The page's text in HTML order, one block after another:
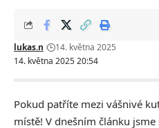
14. května 2025 20:54
lukas.n 14. května 2025
Pokud patříte mezi vášnivé
místě! V dnešním článku